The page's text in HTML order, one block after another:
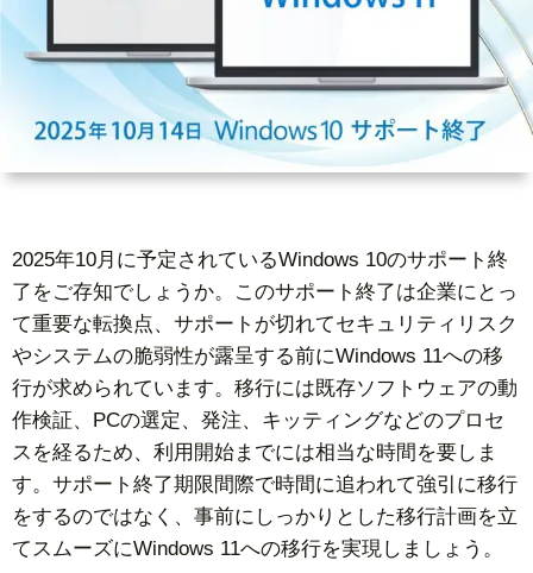
ー
ビ
礎
知
識
者
情
問
い
せ
2025年10月に予定されているWindows 10のサポート終
了をご存知でしょうか。このサポート終了は企業にとっ
て重要な転換点、サポートが切れてセキュリティリスク
やシステムの脆弱性が露呈する前にWindows 11への移
行が求められています。移行には既存ソフトウェアの動
作検証、PCの選定、発注、キッティングなどのプロセ
スを経るため、利用開始までには相当な時間を要しま
す。サポート終了期限間際で時間に追われて強引に移行
をするのではなく、事前にしっかりとした移行計画を立
てスムーズにWindows 11への移行を実現しましょう。